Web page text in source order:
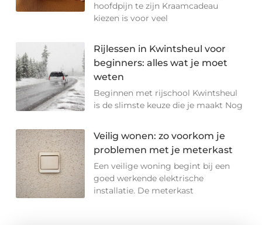
hoofdpijn te zijn Kraamcadeau
kiezen is voor veel
Rijlessen in Kwintsheul voor
beginners: alles wat je moet
weten
Beginnen met rijschool Kwintsheul
is de slimste keuze die je maakt Nog
Veilig wonen: zo voorkom je
problemen met je meterkast
Een veilige woning begint bij een
goed werkende elektrische
installatie. De meterkast